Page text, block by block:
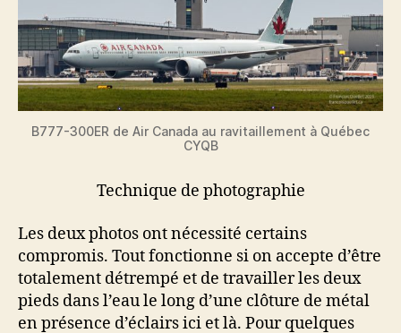
B777-300ER de Air Canada au ravitaillement à Québec
CYQB
Technique de photographie
Les deux photos ont nécessité certains
compromis. Tout fonctionne si on accepte d’être
totalement détrempé et de travailler les deux
pieds dans l’eau le long d’une clôture de métal
en présence d’éclairs ici et là. Pour quelques